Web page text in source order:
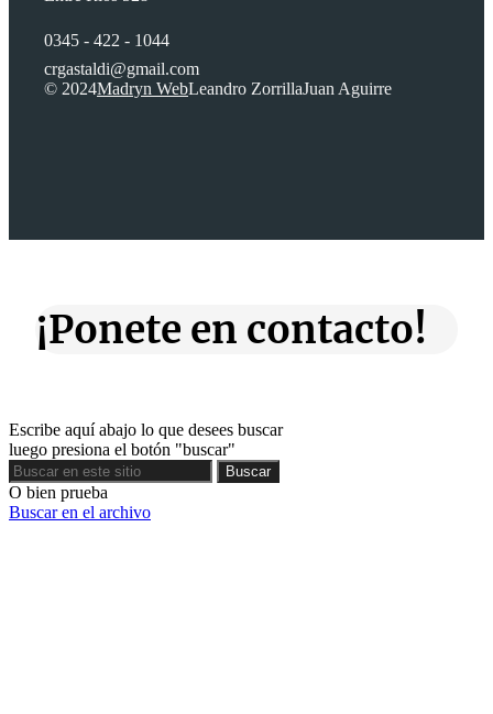
0345 - 422 - 1044
crgastaldi@gmail.com
© 2024Madryn WebLeandro ZorrillaJuan Aguirre
¡Ponete en contacto!
Escribe aquí abajo lo que desees buscar
luego presiona el botón "buscar"
Buscar
Buscar
O bien prueba
Buscar en el archivo